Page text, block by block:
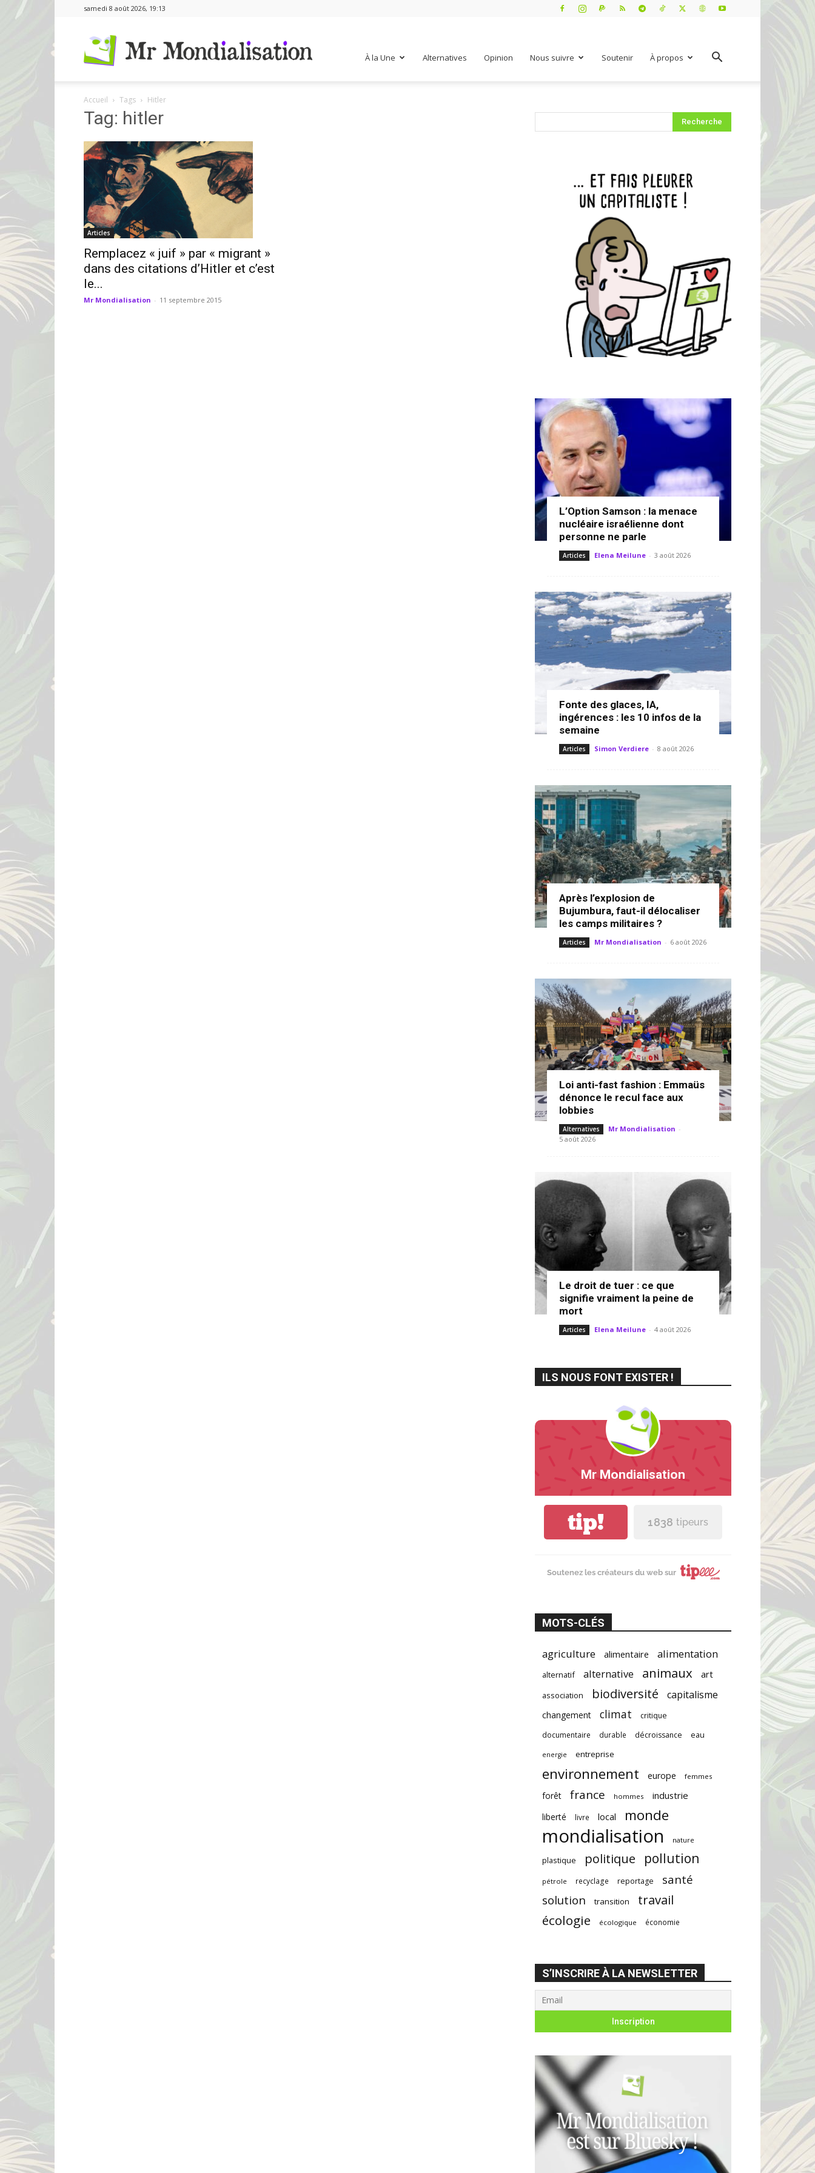
samedi 8 août 2026, 19:13
À la Une Alternatives Opinion Nous suivre Soutenir À propos
Accueil Tags Hitler
Tag: hitler
Articles
Remplacez « juif » par « migrant »
dans des citations d’Hitler et c’est
le...
Mr Mondialisation - 11 septembre 2015
L’Option Samson : la menace
nucléaire israélienne dont
personne ne parle
Articles Elena Meilune - 3 août 2026
Fonte des glaces, IA,
ingérences : les 10 infos de la
semaine
Articles Simon Verdiere - 8 août 2026
Après l’explosion de
Bujumbura, faut-il délocaliser
les camps militaires ?
Articles Mr Mondialisation - 6 août 2026
Loi anti-fast fashion : Emmaüs
dénonce le recul face aux
lobbies
Alternatives Mr Mondialisation -
5 août 2026
Le droit de tuer : ce que
signifie vraiment la peine de
mort
Articles Elena Meilune - 4 août 2026
ILS NOUS FONT EXISTER !
Mr Mondialisation
tip! 1 838 tipeurs
Soutenez les créateurs du web sur
MOTS-CLÉS
agriculture alimentaire alimentation
alternatif alternative animaux art
association biodiversité capitalisme
changement climat
critique
documentaire
durable décroissance eau
energie entreprise
environnement europe femmes
forêt france hommes industrie
liberté livre local monde
mondialisation nature
plastique politique pollution
pétrole recyclage reportage
santé
solution
transition
travail
écologie
écologique économie
S’INSCRIRE À LA NEWSLETTER